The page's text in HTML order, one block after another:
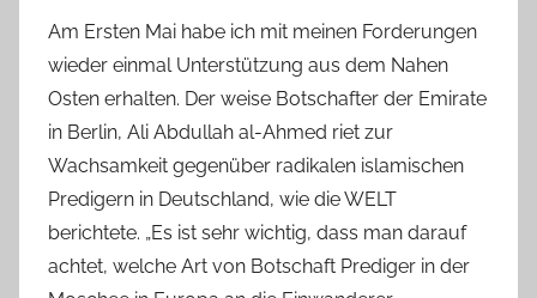
Am Ersten Mai habe ich mit meinen Forderungen
wieder einmal Unterstützung aus dem Nahen
Osten erhalten. Der weise Botschafter der Emirate
in Berlin, Ali Abdullah al-Ahmed riet zur
Wachsamkeit gegenüber radikalen islamischen
Predigern in Deutschland, wie die WELT
berichtete. „Es ist sehr wichtig, dass man darauf
achtet, welche Art von Botschaft Prediger in der